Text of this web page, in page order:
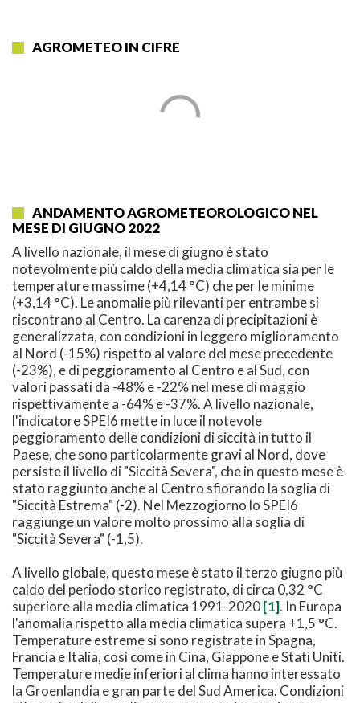
AGROMETEO IN CIFRE
ANDAMENTO AGROMETEOROLOGICO NEL
MESE DI GIUGNO 2022
A livello nazionale, il mese di giugno è stato
notevolmente più caldo della media climatica sia per le
temperature massime (+4,14 °C) che per le minime
(+3,14 °C). Le anomalie più rilevanti per entrambe si
riscontrano al Centro. La carenza di precipitazioni è
generalizzata, con condizioni in leggero miglioramento
al Nord (-15%) rispetto al valore del mese precedente
(-23%), e di peggioramento al Centro e al Sud, con
valori passati da -48% e -22% nel mese di maggio
rispettivamente a -64% e -37%. A livello nazionale,
l'indicatore SPEI6 mette in luce il notevole
peggioramento delle condizioni di siccità in tutto il
Paese, che sono particolarmente gravi al Nord, dove
persiste il livello di "Siccità Severa", che in questo mese è
stato raggiunto anche al Centro sfiorando la soglia di
"Siccità Estrema" (-2). Nel Mezzogiorno lo SPEI6
raggiunge un valore molto prossimo alla soglia di
"Siccità Severa" (-1,5).
A livello globale, questo mese è stato il terzo giugno più
caldo del periodo storico registrato, di circa 0,32 °C
superiore alla media climatica 1991-2020[1]. In Europa
l'anomalia rispetto alla media climatica supera +1,5 °C.
Temperature estreme si sono registrate in Spagna,
Francia e Italia, così come in Cina, Giappone e Stati Uniti.
Temperature medie inferiori al clima hanno interessato
la Groenlandia e gran parte del Sud America. Condizioni